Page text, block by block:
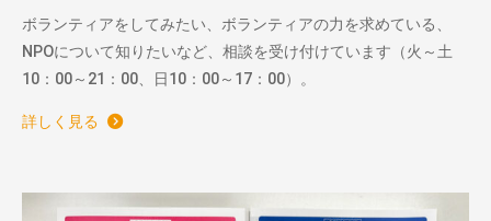
ボランティアをしてみたい、ボランティアの力を求めている、
NPOについて知りたいなど、相談を受け付けています（火～土
10：00～21：00、日10：00～17：00）。
詳しく見る